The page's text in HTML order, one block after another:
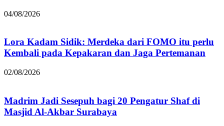
04/08/2026
Lora Kadam Sidik: Merdeka dari FOMO itu perlu
Kembali pada Kepakaran dan Jaga Pertemanan
02/08/2026
Madrim Jadi Sesepuh bagi 20 Pengatur Shaf di
Masjid Al-Akbar Surabaya